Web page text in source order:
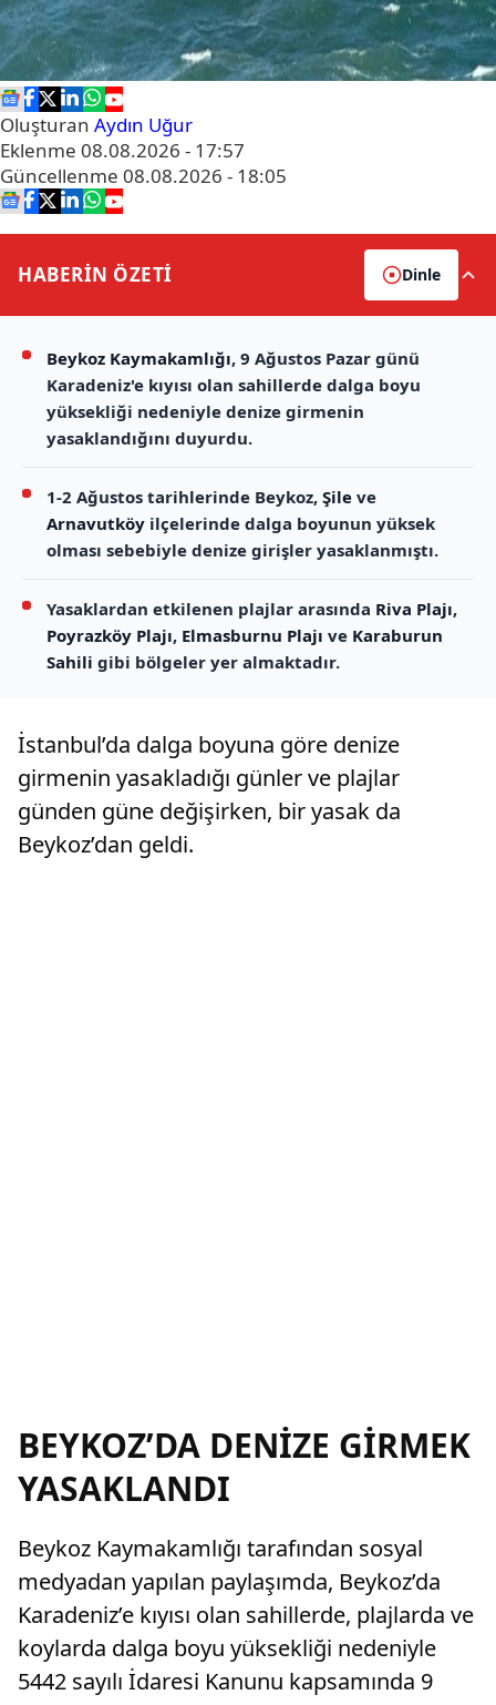
Oluşturan Aydın Uğur
Eklenme 08.08.2026 - 17:57
Güncellenme 08.08.2026 - 18:05
HABERİN ÖZETİ Dinle
Beykoz Kaymakamlığı, 9 Ağustos Pazar günü
Karadeniz'e kıyısı olan sahillerde dalga boyu
yüksekliği nedeniyle denize girmenin
yasaklandığını duyurdu.
1-2 Ağustos tarihlerinde Beykoz, Şile ve
Arnavutköy ilçelerinde dalga boyunun yüksek
olması sebebiyle denize girişler yasaklanmıştı.
Yasaklardan etkilenen plajlar arasında Riva Plajı,
Poyrazköy Plajı, Elmasburnu Plajı ve Karaburun
Sahili gibi bölgeler yer almaktadır.
İstanbul’da dalga boyuna göre denize
girmenin yasakladığı günler ve plajlar
günden güne değişirken, bir yasak da
Beykoz’dan geldi.
BEYKOZ’DA DENİZE GİRMEK
YASAKLANDI
Beykoz Kaymakamlığı tarafından sosyal
medyadan yapılan paylaşımda, Beykoz’da
Karadeniz’e kıyısı olan sahillerde, plajlarda ve
koylarda dalga boyu yüksekliği nedeniyle
5442 sayılı İdaresi Kanunu kapsamında 9